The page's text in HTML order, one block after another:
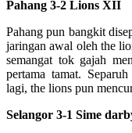
Pahang 3-2 Lions XII
Pahang pun bangkit
jaringan awal oleh the
semangat tok gajah
pertama tamat.
lagi, the lions pun
Selangor 3-1 Sime